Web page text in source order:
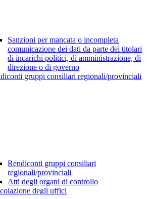
Sanzioni per mancata o incompleta
comunicazione dei dati da parte dei titolari
di incarichi politici, di amministrazione, di
direzione o di governo
gruppi consiliari regionali/provinciali
Rendiconti gruppi consiliari
regionali/provinciali
Atti degli organi di controllo
degli uffici